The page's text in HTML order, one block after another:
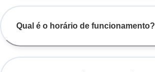
Qual é o horário de funcionamento?